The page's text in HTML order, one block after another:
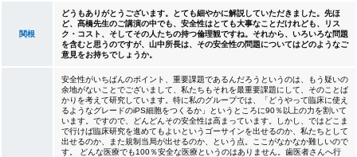
関根
どうもありがとうございます。とても細やかに解説していただきました。先ほ
ど、髙橋先生のご講演の中でも、安全性はとても大事なことだけれども、リス
ク・コスト、そしてその人たちの持つ倫理観ですね。それから、いろいろな問題
を含むと思うのですが、山中所長は、その安全性の問題についてはどのようなご
意見をお持ちでしょうか。
安全性がいちばんのポイント、重要課題であるんだろうというのは、もう疑いの
余地がないことでございまして、私たちもそれを最重要課題にして、そのことば
かりを考えて研究しています。特に私のグループでは、「どうやって臨床に使え
るようなグレードのiPS細胞をつくるか」というところに90％以上の力を割いて
います。ですので、どんどんその安全性は高まっています。しかし、ではどこま
で行けば臨床研究を進めてもよいというゴーサインを出せるのか、私たちとして
出せるのか、また規制当局が出せるのか、という点。ここがなかなか難しいので
す。 どんな医療でも100％安全な医療というのはありません。歯医者さんへ行